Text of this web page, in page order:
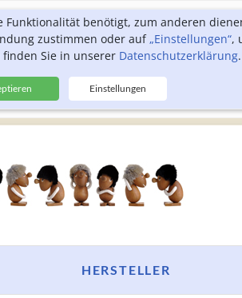
Funktionalität benötigt, zum anderen
zustimmen oder auf„Einstellungen“,
Sie in unserer Datenschutzerklärung.
Einstellungen
HERSTELLER